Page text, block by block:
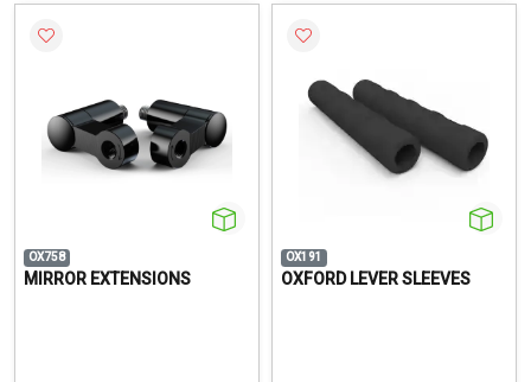
OX758
MIRROR EXTENSIONS
OX191
OXFORD LEVER SLEEVES